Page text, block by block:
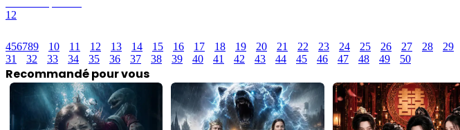
1 2
456789 10 11 12 13 14 15 16 17 18 19 20 21 22 23 24 25 26 27 28 29
31
32 33 34 35 36 37 38 39 40 41 42 43 44 45 46 47 48 49 50
Recommandé pour vous